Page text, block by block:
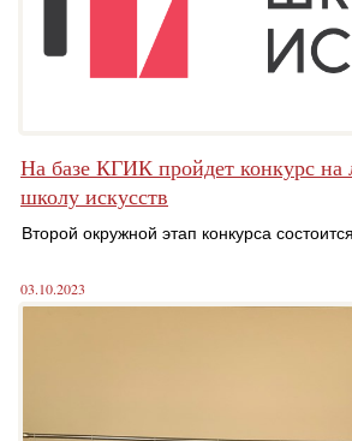
На базе КГИК пройдет конкурс
школу искусств
Второй окружной этап конкурса
03.10.2023